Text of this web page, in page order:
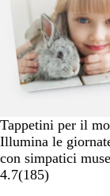
Tappetini per il
Illumina le
con simpatici
4.7(185)